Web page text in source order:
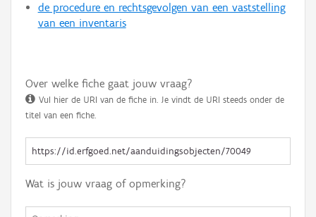
de procedure en rechtsgevolgen van een vaststelling
van een inventaris
Over welke fiche gaat jouw vraag?
Vul hier de URI van de fiche in. Je vindt de URI steeds onder de
titel van een fiche.
Wat is jouw vraag of opmerking?